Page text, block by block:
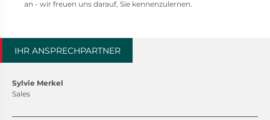
an - wir freuen uns darauf, Sie kennenzulernen.
IHR ANSPRECHPARTNER
Sylvie Merkel
Sales